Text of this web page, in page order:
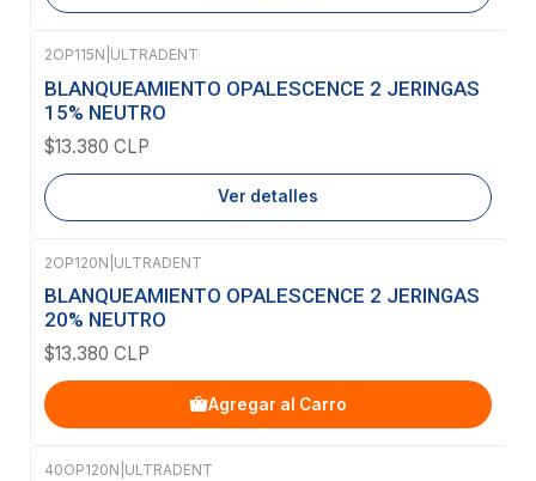
Agotado
2OP115N ULTRADENT
BLANQUEAMIENTO OPALESCENCE 2 JERINGAS
15% NEUTRO
$13.380 CLP
Ver detalles
2OP120N ULTRADENT
BLANQUEAMIENTO OPALESCENCE 2 JERINGAS
20% NEUTRO
$13.380 CLP
Agregar al Carro
40OP120N ULTRADENT